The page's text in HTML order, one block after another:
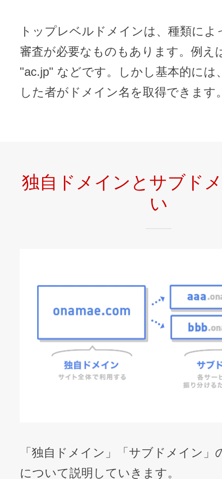
トップレベルドメインは、種類によ
審査が必要なものもあります。例え
"ac.jp" などです。しかし基本的には
した者がドメイン名を取得できます
独自ドメインとサブド
い
「独自ドメイン」「サブドメイン」
について説明していきます。